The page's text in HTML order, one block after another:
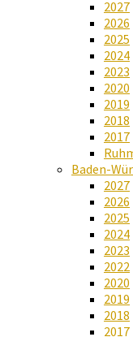
2027
2026
2025
2024
2023
2020
2019
2018
2017
Baden-
2027
2026
2025
2024
2023
2022
2020
2019
2018
2017